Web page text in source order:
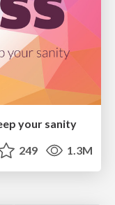
your sanity
249 1.3M